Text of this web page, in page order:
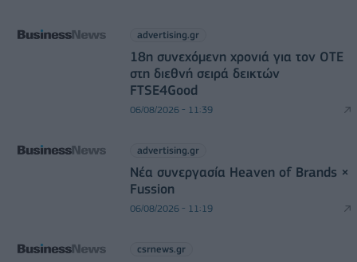
advertising.gr
18η συνεχόμενη χρονιά για τον ΟΤΕ
στη διεθνή σειρά δεικτών
FTSE4Good
06/08/2026 - 11:39
advertising.gr
Νέα συνεργασία Heaven of Brands ×
Fussion
06/08/2026 - 11:19
csrnews.gr